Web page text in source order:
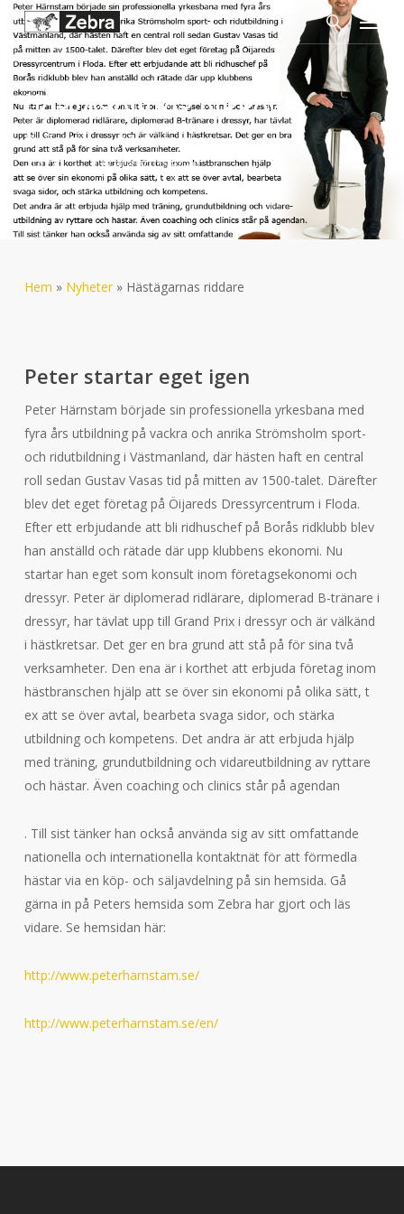
Skip
main
content
search
HÄSTÄGARNAS RIDDARE
By Salva
04-september-
2007
Okategoriserad
Hem » Nyheter» Hästägarnas riddare
Peter startar eget igen
Peter Härnstam började sin professionella yrkesbana med
fyra års utbildning på vackra och anrika Strömsholm sport-
och ridutbildning i Västmanland, där hästen haft en central
roll sedan Gustav Vasas tid på mitten av 1500-talet. Därefter
blev det eget företag på Öijareds Dressyrcentrum i Floda.
Efter ett erbjudande att bli ridhuschef på Borås ridklubb blev
han anställd och rätade där upp klubbens ekonomi. Nu
startar han eget som konsult inom företagsekonomi och
dressyr. Peter är diplomerad ridlärare, diplomerad B-tränare i
dressyr, har tävlat upp till Grand Prix i dressyr och är välkänd
i hästkretsar. Det ger en bra grund att stå på för sina två
verksamheter. Den ena är i korthet att erbjuda företag inom
hästbranschen hjälp att se över sin ekonomi på olika sätt, t
ex att se över avtal, bearbeta svaga sidor, och stärka
utbildning och kompetens. Det andra är att erbjuda hjälp
med träning, grundutbildning och vidareutbildning av ryttare
och hästar. Även coaching och clinics står på agendan
. Till sist tänker han också använda sig av sitt omfattande
nationella och internationella kontaktnät för att förmedla
hästar via en köp- och säljavdelning på sin hemsida. Gå
gärna in på Peters hemsida som Zebra har gjort och läs
vidare. Se hemsidan här:
http://www.peterharnstam.se/
http://www.peterharnstam.se/en/